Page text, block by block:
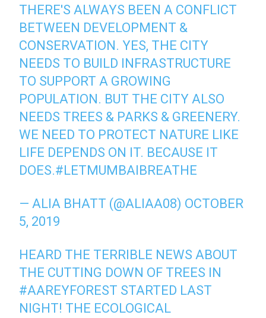
THERE'S ALWAYS BEEN A CONFLICT
BETWEEN DEVELOPMENT &
CONSERVATION. YES, THE CITY
NEEDS TO BUILD INFRASTRUCTURE
TO SUPPORT A GROWING
POPULATION. BUT THE CITY ALSO
NEEDS TREES & PARKS & GREENERY.
WE NEED TO PROTECT NATURE LIKE
LIFE DEPENDS ON IT. BECAUSE IT
DOES.#LETMUMBAIBREATHE
— ALIA BHATT (@ALIAA08) OCTOBER
5, 2019
HEARD THE TERRIBLE NEWS ABOUT
THE CUTTING DOWN OF TREES IN
#AAREYFOREST STARTED LAST
NIGHT! THE ECOLOGICAL